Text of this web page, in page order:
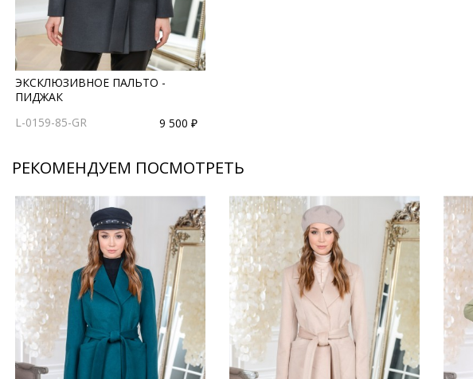
ЭКСКЛЮЗИВНОЕ ПАЛЬТО -
ПИДЖАК
L-0159-85-GR
9 500 ₽
РЕКОМЕНДУЕМ ПОСМОТРЕТЬ